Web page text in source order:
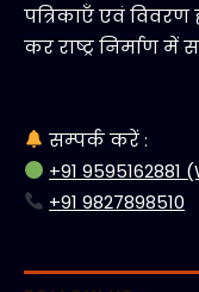
पत्रिकाएँ एवं विवरण
कर राष्ट्र निर्माण
सम्पर्क करें :
+91 9595162881
+91 9827898510